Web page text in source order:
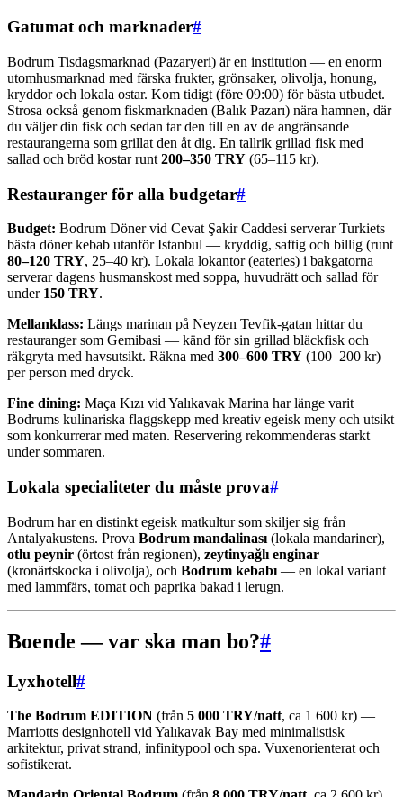
Gatumat och marknader#
Bodrum Tisdagsmarknad (Pazaryeri) är en institution — en enorm
utomhusmarknad med färska frukter, grönsaker, olivolja, honung,
kryddor och lokala ostar. Kom tidigt (före 09:00) för bästa utbudet.
Strosa också genom fiskmarknaden (Balık Pazarı) nära hamnen, där
du väljer din fisk och sedan tar den till en av de angränsande
restaurangerna som grillat den åt dig. En tallrik grillad fisk med
sallad och bröd kostar runt 200–350 TRY (65–115 kr).
Restauranger för alla budgetar#
Budget: Bodrum Döner vid Cevat Şakir Caddesi serverar Turkiets
bästa döner kebab utanför Istanbul — kryddig, saftig och billig (runt
80–120 TRY, 25–40 kr). Lokala lokantor (eateries) i bakgatorna
serverar dagens husmanskost med soppa, huvudrätt och sallad för
under 150 TRY.
Mellanklass: Längs marinan på Neyzen Tevfik-gatan hittar du
restauranger som Gemibasi — känd för sin grillad bläckfisk och
räkgryta med havsutsikt. Räkna med 300–600 TRY (100–200 kr)
per person med dryck.
Fine dining: Maça Kızı vid Yalıkavak Marina har länge varit
Bodrums kulinariska flaggskepp med kreativ egeisk meny och utsikt
som konkurrerar med maten. Reservering rekommenderas starkt
under sommaren.
Lokala specialiteter du måste prova#
Bodrum har en distinkt egeisk matkultur som skiljer sig från
Antalyakustens. Prova Bodrum mandalinası (lokala mandariner),
otlu peynir (örtost från regionen), zeytinyağlı enginar
(kronärtskocka i olivolja), och Bodrum kebabı — en lokal variant
med lammfärs, tomat och paprika bakad i lerugn.
Boende — var ska man bo?#
Lyxhotell#
The Bodrum EDITION (från 5 000 TRY/natt, ca 1 600 kr) —
Marriotts designhotell vid Yalıkavak Bay med minimalistisk
arkitektur, privat strand, infinitypool och spa. Vuxenorienterat och
sofistikerat.